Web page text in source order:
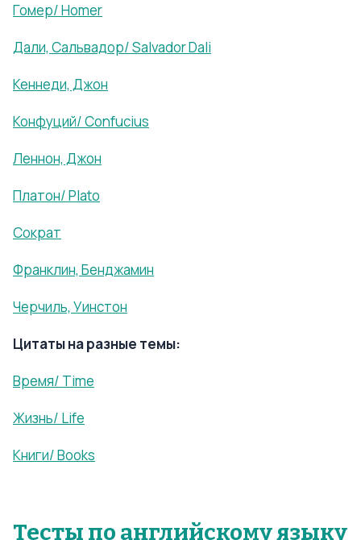
Гомер/ Homer
Дали, Сальвадор/ Salvador Dali
Кеннеди, Джон
Конфуций/ Confucius
Леннон, Джон
Платон/ Plato
Сократ
Франклин, Бенджамин
Черчиль, Уинстон
Цитаты на разные темы:
Время/ Time
Жизнь/ Life
Книги/ Books
Тесты по английскому языку